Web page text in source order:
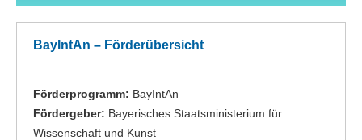
BayIntAn – Förderübersicht
Förderprogramm: BayIntAn
Fördergeber: Bayerisches Staatsministerium für
Wissenschaft und Kunst